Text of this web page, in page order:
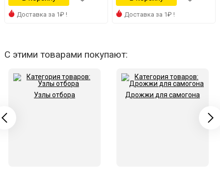
Доставка за 1₽ ! Доставка за 1₽ !
С этими товарами покупают:
Узлы отбора Дрожжи для самогона